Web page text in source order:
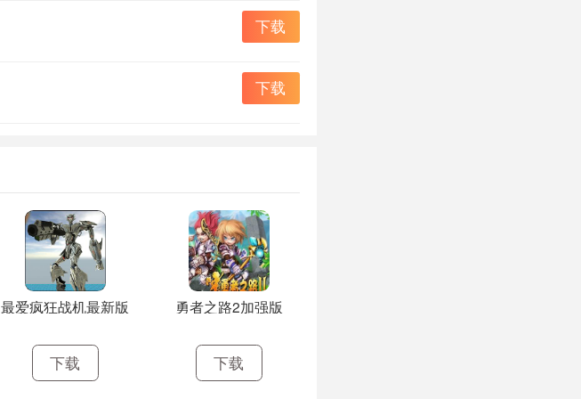
下载
下载
最爱疯狂战机最新版
下载
勇者之路2加强版
下载